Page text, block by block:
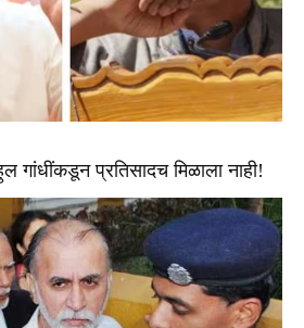
गांधींकडून प्रतिसादच मिळाला नाही!